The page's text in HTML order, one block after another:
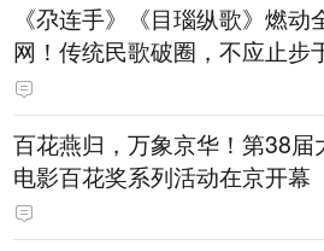
《尕连手》《目瑙纵歌》燃动
网！传统民歌破圈，不应止步
头”
百花燕归，万象京华！第38届
电影百花奖系列活动在京开幕